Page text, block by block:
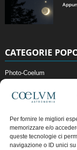
Per fornire le migliori
memorizzare e/o
queste tecnologie ci
navigazione o ID unici
CATEGORIE
Photo-Coelum
News di Astronomia
Cielo del Mese
Astronomia, Astrofisica
Articoli e Risorse On-Line